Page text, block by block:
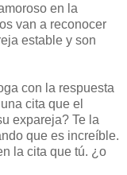
en la
van a reconocer
estable y son
con la respuesta
cita que el
expareja? Te la
que es increíble.
la cita que tú. ¿o